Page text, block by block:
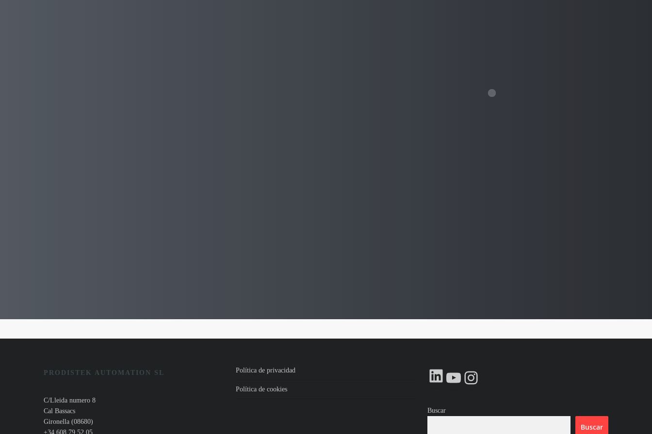
PRODISTEK AUTOMATION SL
C/Lleida numero 8
Cal Bassacs
Gironella (08680)
+34 608 79 52 05
Política de privacidad
Política de cookies
LinkedIn
YouTube
Instagram
Buscar
Buscar